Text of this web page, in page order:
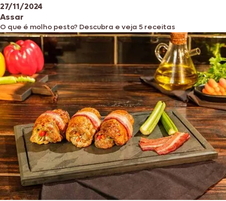
27/11/2024
Assar
O que é molho pesto? Descubra e veja 5 receitas